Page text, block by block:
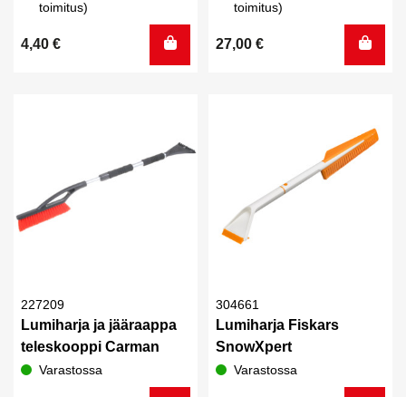
toimitus)
4,40 €
toimitus)
27,00 €
227209
Lumiharja ja jääraappa
teleskooppi Carman
Varastossa
304661
Lumiharja Fiskars
SnowXpert
Varastossa